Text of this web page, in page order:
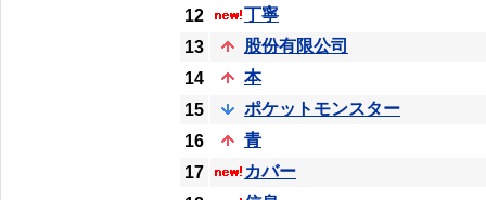
12
丁寧
13
股份有限公司
14
本
15
ポケットモンスター
16
青
17
カバー